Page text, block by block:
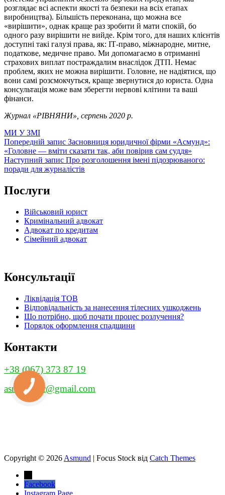
розглядає всі аспекти якості та безпеки на всіх етапах
виробництва). Більшість переконана, що можна все
«вирішити», однак краще раз зробити й мати спокій, бо
одного разу вирішити не вийде. Крім того, для наших клієнтів
доступні такі галузі права, як: ІТ-право, міжнародне, митне,
податкове, медичне право. Ми допомагаємо в отриманні
страхових виплат постраждалим внаслідок ДТП. Немає
проблем, яких не можна вирішити. Головне, не надіятися, що
вони самі розсмокчуться, краще звернутися до юриста. Одна
консультація може вам зберегти нервові клітини та ваші
фінанси.
Журнал «РІВНЯНИ», серпень 2020 р.
Категорії
МИ У ЗМІ
Навігація
записів
Попередній
запис
Попередній запис Засновниця юридичної фірми «Асмунд»:
«Головне ― вміти сказати так, аби повірив сам суддя»
Наступний
запис
Наступний запис Про розголошення імені підозрюваного:
поради для журналістів
Послуги
Військовий юрист
Кримінальний адвокат
Адвокат по кредитам
Сімейний адвокат
Консультації
Ліквідація ТОВ
Відповідальність за нанесення тілесних ушкоджень
Що потрібно, щоб почати процес розлучення?
Порядок оформлення спадщини
Контакти
+38 (067) 373 87 19
asmund.llc@gmail.com
Copyright © 2026 Asmund | Focus Stock від Catch Themes
Facebook
КНОПКА
ЗВ'ЯЗКУ